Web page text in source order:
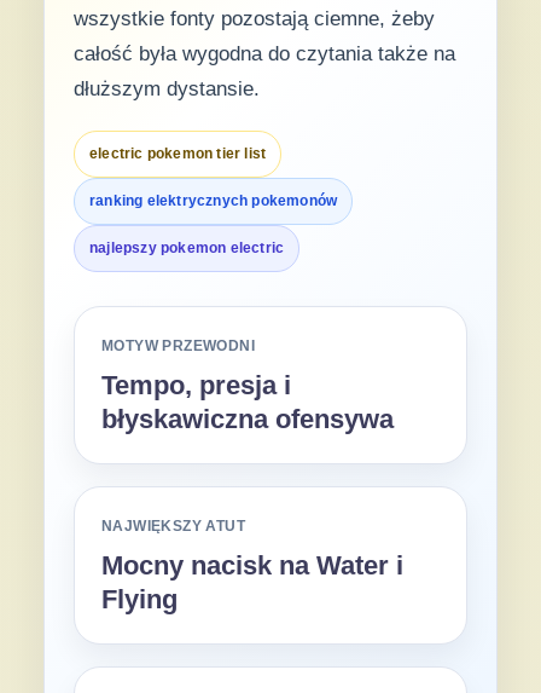
wszystkie fonty pozostają ciemne, żeby
całość była wygodna do czytania także na
dłuższym dystansie.
electric pokemon tier list
ranking elektrycznych pokemonów
najlepszy pokemon electric
MOTYW PRZEWODNI
Tempo, presja i
błyskawiczna ofensywa
NAJWIĘKSZY ATUT
Mocny nacisk na Water i
Flying